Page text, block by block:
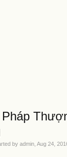
byadmin ,Aug 24,